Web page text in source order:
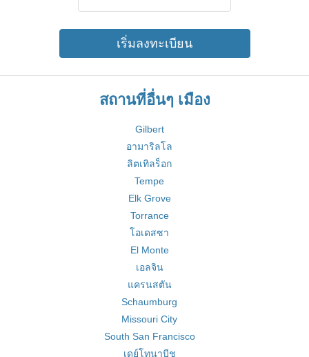
เริ่มลงทะเบียน
สถานที่อื่นๆ เมือง
Gilbert
อามาริลโล
ลิตเทิลร็อก
Tempe
Elk Grove
Torrance
โอเดสซา
El Monte
เอลจิน
แครนสตัน
Schaumburg
Missouri City
South San Francisco
เดย์โทนาบีช